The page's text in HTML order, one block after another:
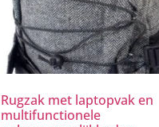
Rugzak met laptopvak en
multifunctionele